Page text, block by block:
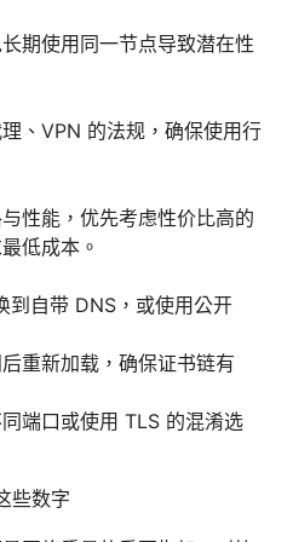
期使用同一节点导致潜在性
、VPN 的法规，确保使用行
性能，优先考虑性价比高的
低成本。
到自带 DNS，或使用公开
重新加载，确保证书链有
端口或使用 TLS 的混淆选
些数字